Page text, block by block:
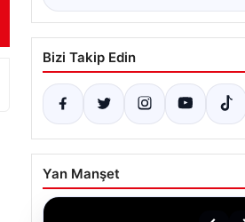
Bizi Takip Edin
Yan Manşet